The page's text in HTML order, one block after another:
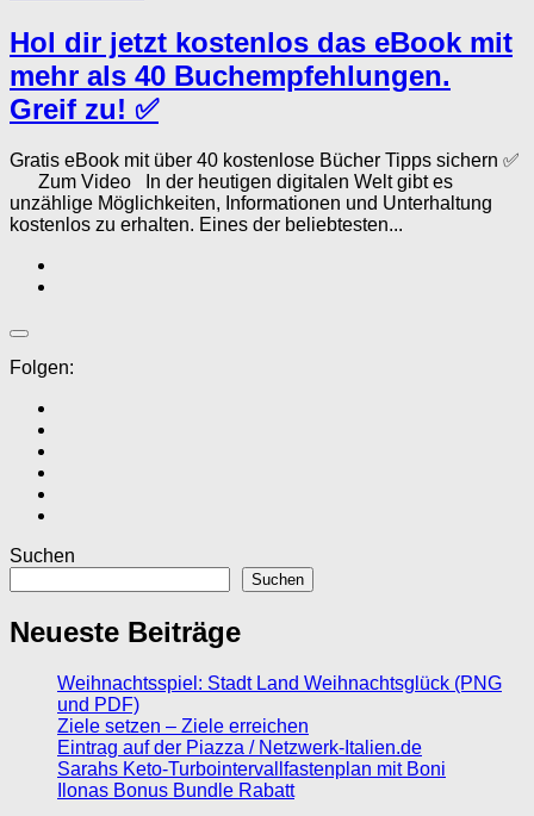
Hol dir jetzt kostenlos das eBook mit
mehr als 40 Buchempfehlungen.
Greif zu! ✅
Gratis eBook mit über 40 kostenlose Bücher Tipps sichern ✅
Zum Video In der heutigen digitalen Welt gibt es
unzählige Möglichkeiten, Informationen und Unterhaltung
kostenlos zu erhalten. Eines der beliebtesten...
Folgen:
Suchen
Suchen
Neueste Beiträge
Weihnachtsspiel: Stadt Land Weihnachtsglück (PNG
und PDF)
Ziele setzen – Ziele erreichen
Eintrag auf der Piazza / Netzwerk-Italien.de
Sarahs Keto-Turbointervallfastenplan mit Boni
Ilonas Bonus Bundle Rabatt